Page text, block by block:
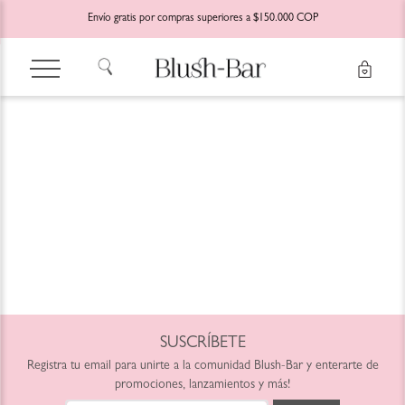
Envío gratis por compras superiores a $150.000 COP
SUSCRÍBETE
Registra tu email para unirte a la comunidad Blush-Bar y enterarte de
promociones, lanzamientos y más!